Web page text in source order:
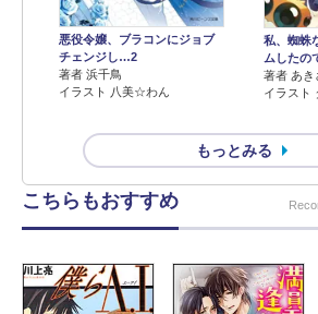
悪役令嬢、ブラコンにジョブ
チェンジし…2
著者 浜千鳥
イラスト 八美☆わん
私、蜘蛛
ムしたの
著者 あき
イラス
もっとみる
こちらもおすすめ